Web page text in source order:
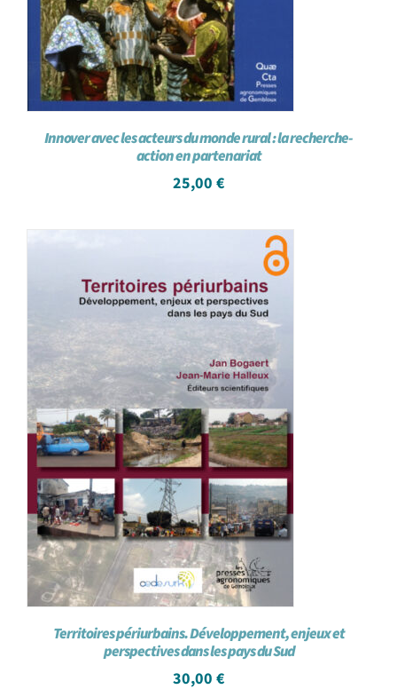
Innover avec les acteurs du monde rural : la recherche-
action en partenariat
25,00 €
Territoires périurbains. Développement, enjeux et
perspectives dans les pays du Sud
30,00 €